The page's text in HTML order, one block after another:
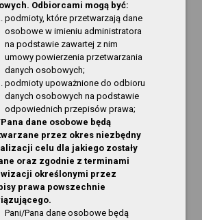
2025-06-06
14:03:56
Kopija
2025-06-06
13:44:54
Kopija
2025-06-06
13:44:17
Kopija
2025-06-06
13:43:40
Kopija
2025-06-06
13:43:09
Kopija
2025-06-06
13:42:35
Kopija
2025-06-06
13:39:28
Odbiorcami mogą być:
podmioty, które przetwarzają dane
osobowe w imieniu administratora
na podstawie zawartej z nim
umowy powierzenia przetwarzania
danych osobowych;
podmioty upoważnione do odbioru
danych osobowych na podstawie
odpowiednich przepisów prawa;
dane osobowe będą
przez okres niezbędny
celu dla jakiego zostały
oraz zgodnie z terminami
określonymi przez
prawa powszechnie
Pani/Pana dane osobowe będą